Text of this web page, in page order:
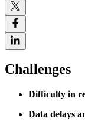
Challenges
Difficulty in
Data delays